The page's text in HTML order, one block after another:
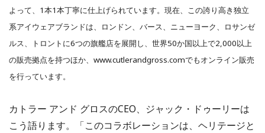
よって、1本1本丁寧に仕上げられています。現在、この誇り高き独立
系アイウェアブランドは、ロンドン、バース、ニューヨーク、ロサンゼ
ルス、トロントに6つの旗艦店を展開し、世界50か国以上で2,000以上
の販売拠点を持つほか、www.cutlerandgross.comでもオンライン販売
を行っています。
カトラー アンド グロスのCEO、ジャック・ドゥーリーは
こう語ります。「このコラボレーションは、ヘリテージと